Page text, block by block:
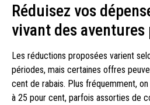
Réduisez vos
vivant des
Les réductions proposées varient
périodes, mais certaines offres
cent de rabais. Plus fréquemment,
à 25 pour cent, parfois assorties de